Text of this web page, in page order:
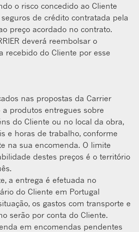
o risco concedido ao Cliente
de crédito contratada pela
preço acordado no contrato.
deverá reembolsar o
recebido do Cliente por esse
nas propostas da Carrier
produtos entregues sobre
do Cliente ou no local da obra,
e horas de trabalho, conforme
na sua encomenda. O limite
destes preços é o território
a entrega é efetuada no
do Cliente em Portugal
os gastos com transporte e
serão por conta do Cliente.
em encomendas pendentes